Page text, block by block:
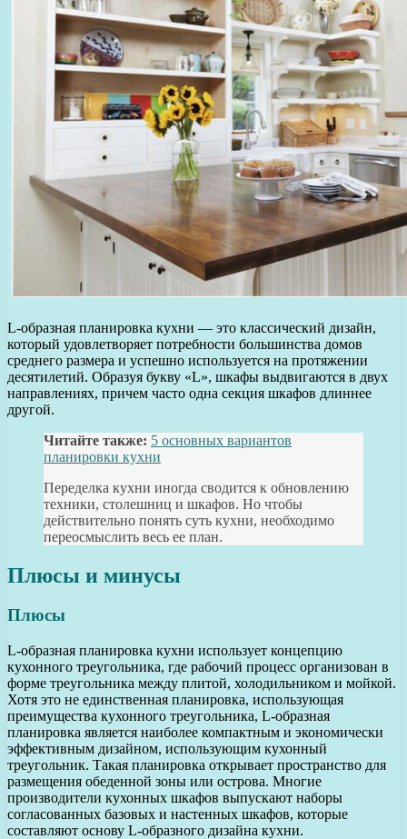
L-образная планировка кухни — это классический дизайн,
который удовлетворяет потребности большинства домов
среднего размера и успешно используется на протяжении
десятилетий. Образуя букву «L», шкафы выдвигаются в двух
направлениях, причем часто одна секция шкафов длиннее
другой.
Читайте также: 5 основных вариантов
планировки кухни
Переделка кухни иногда сводится к обновлению
техники, столешниц и шкафов. Но чтобы
действительно понять суть кухни, необходимо
переосмыслить весь ее план.
Плюсы и минусы
Плюсы
L-образная планировка кухни использует концепцию
кухонного треугольника, где рабочий процесс организован в
форме треугольника между плитой, холодильником и мойкой.
Хотя это не единственная планировка, использующая
преимущества кухонного треугольника, L-образная
планировка является наиболее компактным и экономически
эффективным дизайном, использующим кухонный
треугольник. Такая планировка открывает пространство для
размещения обеденной зоны или острова. Многие
производители кухонных шкафов выпускают наборы
согласованных базовых и настенных шкафов, которые
составляют основу L-образного дизайна кухни.